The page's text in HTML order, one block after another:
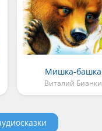
Мишка-башка
Виталий Бианки